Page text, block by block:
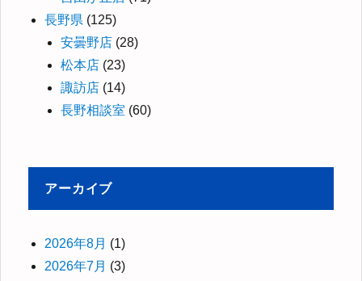
長野県 (125)
安曇野店 (28)
松本店 (23)
諏訪店 (14)
長野相談室 (60)
アーカイブ
2026年8月 (1)
2026年7月 (3)